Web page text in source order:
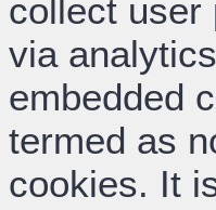
collect user
via
embedded
termed as
cookies. It